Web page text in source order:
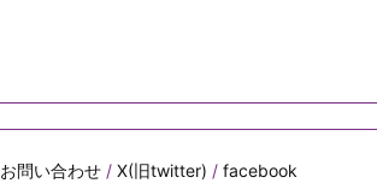
お問い合わせ/ X(旧twitter) / facebook